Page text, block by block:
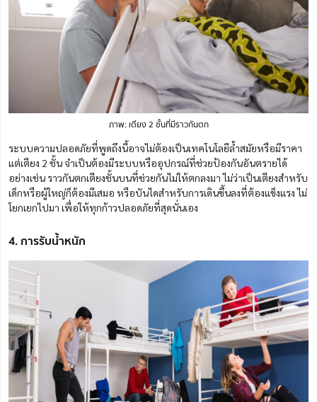
ภาพ: เตียง 2 ชั้นที่มีราวกันตก
ระบบความปลอดภัยที่พูดถึงนี้อาจไม่ต้องเป็นเทคโนโลยีล้ำสมัยหรือมีราคา
แต่เตียง 2 ชั้น จำเป็นต้องมีระบบหรืออุปกรณ์ที่ช่วยป้องกันอันตรายได้
อย่างเช่น ราวกันตกเตียงชั้นบนที่ช่วยกันไม่ให้ตกลงมา ไม่ว่าเป็นเตียงสำหรับ
เด็กหรือผู้ใหญ่ก็ต้องมีเสมอ หรือบันไดสำหรับการเดินขึ้นลงที่ต้องแข็งแรง ไม่
โยกเยกไปมา เพื่อให้ทุกก้าวปลอดภัยที่สุดนั่นเอง
4. การรับน้ำหนัก